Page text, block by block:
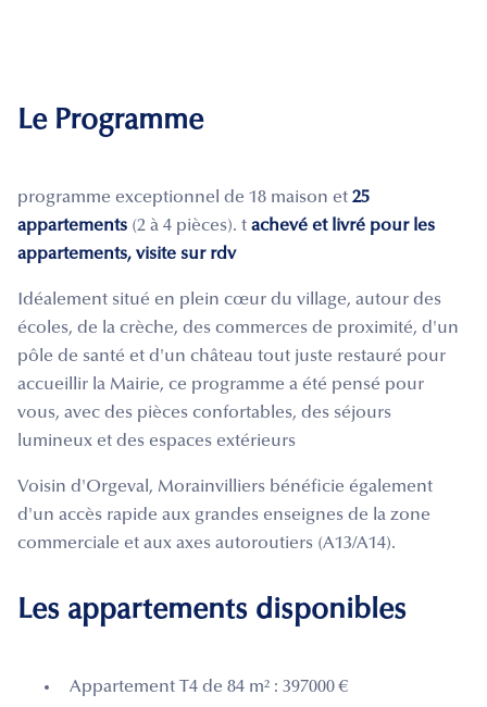
Le Programme
programme exceptionnel de 18 maison et 25
appartements (2 à 4 pièces). t achevé et livré pour les
appartements, visite sur rdv
Idéalement situé en plein cœur du village, autour des
écoles, de la crèche, des commerces de proximité, d'un
pôle de santé et d'un château tout juste restauré pour
accueillir la Mairie, ce programme a été pensé pour
vous, avec des pièces confortables, des séjours
lumineux et des espaces extérieurs
Voisin d'Orgeval, Morainvilliers bénéficie également
d'un accès rapide aux grandes enseignes de la zone
commerciale et aux axes autoroutiers (A13/A14).
Les appartements disponibles
Appartement T4 de 84 m² : 397000 €